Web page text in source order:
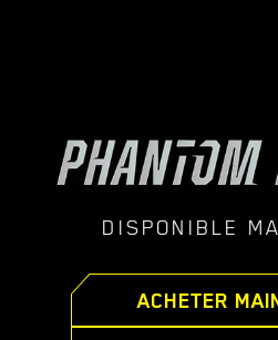
DISPONIBLE
ACHETER